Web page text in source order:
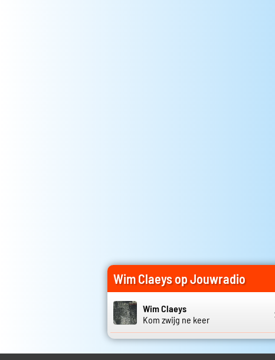
Wim Claeys op Jouwradio
Wim Claeys
Kom zwijg ne keer